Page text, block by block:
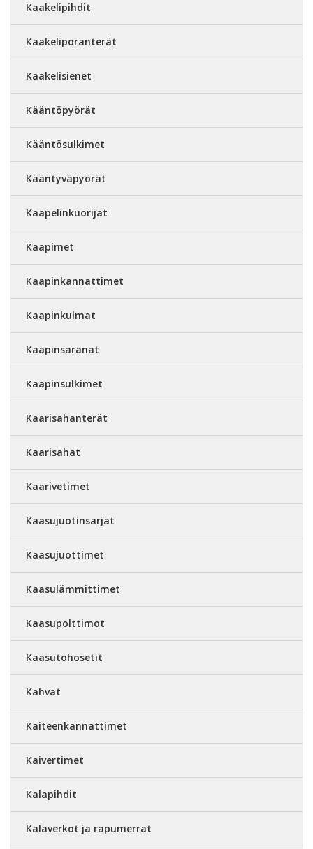
Kaakelipihdit
Kaakeliporanterät
Kaakelisienet
Kääntöpyörät
Kääntösulkimet
Kääntyväpyörät
Kaapelinkuorijat
Kaapimet
Kaapinkannattimet
Kaapinkulmat
Kaapinsaranat
Kaapinsulkimet
Kaarisahanterät
Kaarisahat
Kaarivetimet
Kaasujuotinsarjat
Kaasujuottimet
Kaasulämmittimet
Kaasupolttimot
Kaasutohosetit
Kahvat
Kaiteenkannattimet
Kaivertimet
Kalapihdit
Kalaverkot ja rapumerrat